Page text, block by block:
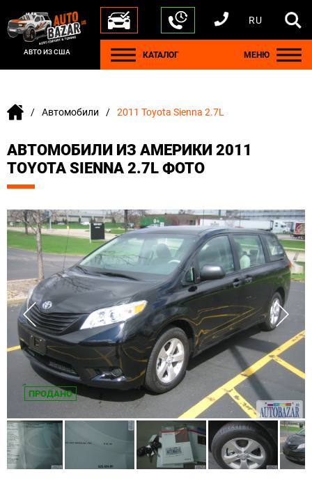
АВТО ИЗ США
+1 440 212 5612
+380 63 445 8605
---
+7 701 784 4450
+375 17 337 2065
RU
КАТАЛОГ МЕНЮ
Автомобили 2011 Toyota Sienna 2.7L
АВТОМОБИЛИ ИЗ АМЕРИКИ 2011
TOYOTA SIENNA 2.7L ФОТО
ПРОДАНО